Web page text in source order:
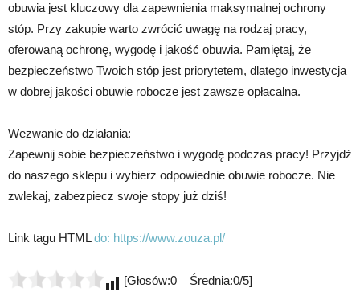
obuwia jest kluczowy dla zapewnienia maksymalnej ochrony
stóp. Przy zakupie warto zwrócić uwagę na rodzaj pracy,
oferowaną ochronę, wygodę i jakość obuwia. Pamiętaj, że
bezpieczeństwo Twoich stóp jest priorytetem, dlatego inwestycja
w dobrej jakości obuwie robocze jest zawsze opłacalna.
Wezwanie do działania:
Zapewnij sobie bezpieczeństwo i wygodę podczas pracy! Przyjdź
do naszego sklepu i wybierz odpowiednie obuwie robocze. Nie
zwlekaj, zabezpiecz swoje stopy już dziś!
Link tagu HTMLdo: https://www.zouza.pl/
[Głosów:0 Średnia:0/5]